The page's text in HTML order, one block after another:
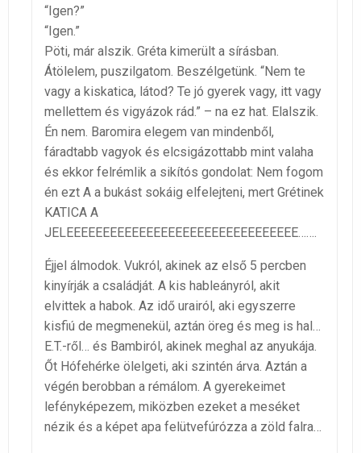
“Igen?”
“Igen.”
Pöti, már alszik. Gréta kimerült a sírásban.
Átölelem, puszilgatom. Beszélgetünk. “Nem te
vagy a kiskatica, látod? Te jó gyerek vagy, itt vagy
mellettem és vigyázok rád.” – na ez hat. Elalszik.
Én nem. Baromira elegem van mindenből,
fáradtabb vagyok és elcsigázottabb mint valaha
és ekkor felrémlik a sikítós gondolat: Nem fogom
én ezt A a bukást sokáig elfelejteni, mert Grétinek
KATICA A
JELEEEEEEEEEEEEEEEEEEEEEEEEEEEEEEEE…….
Éjjel álmodok. Vukról, akinek az első 5 percben
kinyírják a családját. A kis hableányról, akit
elvittek a habok. Az idő urairól, aki egyszerre
kisfiú de megmenekül, aztán öreg és meg is hal…
E.T.-ről… és Bambiról, akinek meghal az anyukája.
Őt Hófehérke ölelgeti, aki szintén árva. Aztán a
végén berobban a rémálom. A gyerekeimet
lefényképezem, miközben ezeket a meséket
nézik és a képet apa felütvefúrózza a zöld falra…